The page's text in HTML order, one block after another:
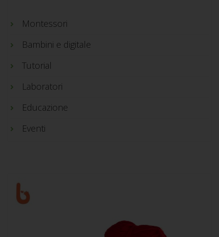
Montessori
Bambini e digitale
Tutorial
Laboratori
Educazione
Eventi